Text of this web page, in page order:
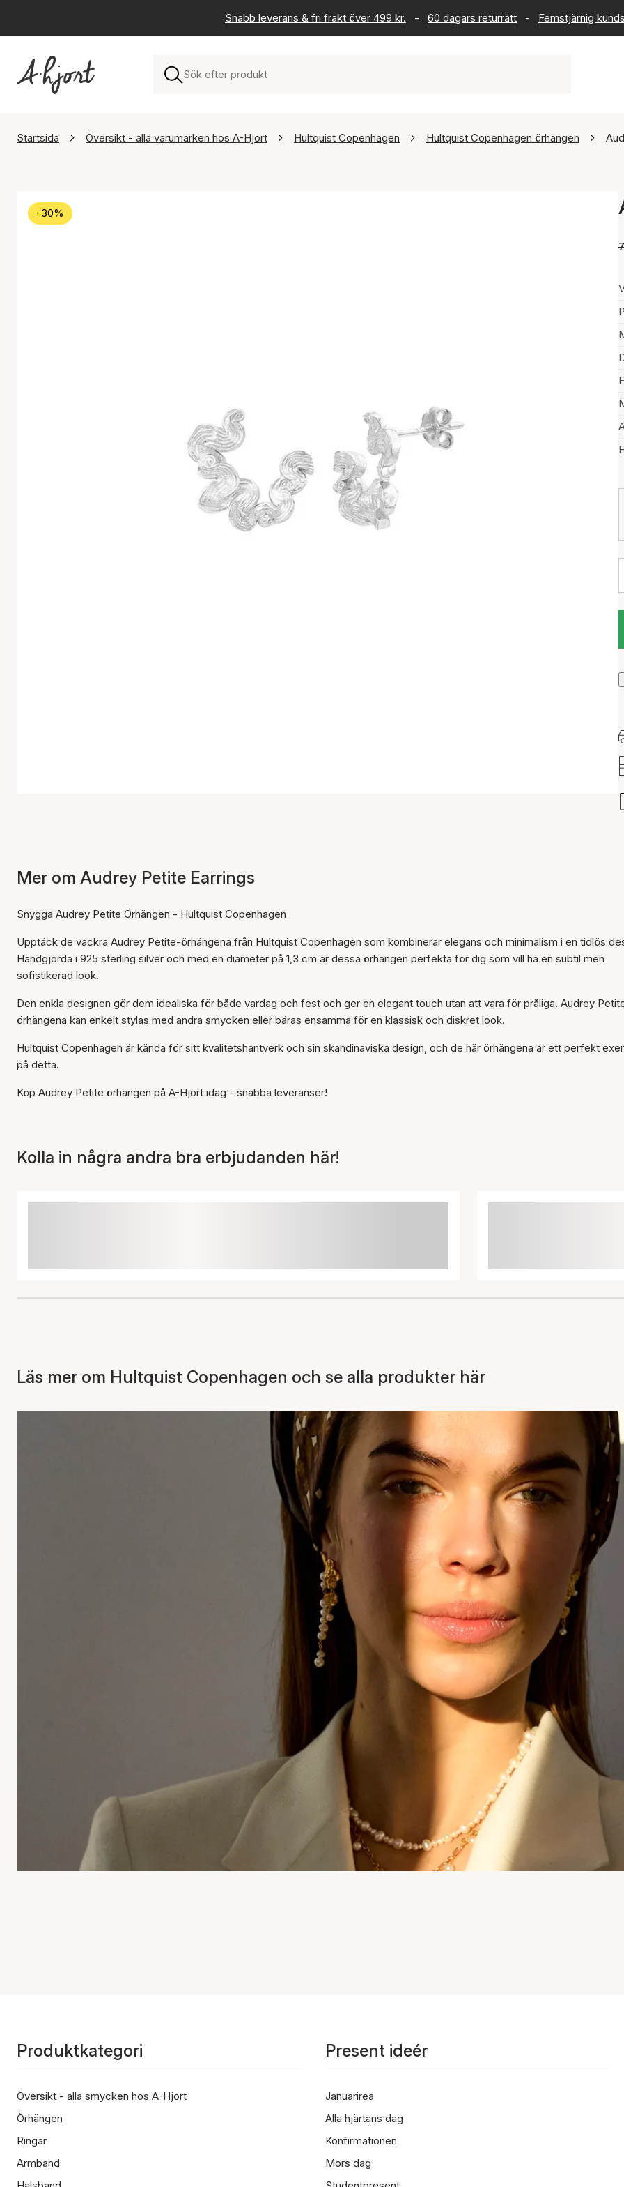
Snabb leverans & fri frakt över 499 kr. - 60 dagars returrätt - Femstjärnig
Startsida Översikt - alla varumärken hos A-Hjort Hultquist Copenhagen Hultquist Copenhagen örhängen
-30%
korgen
Mer om Audrey Petite Earrings
Snygga Audrey Petite Örhängen - Hultquist Copenhagen
Upptäck de vackra Audrey Petite-örhängena från Hultquist Copenhagen som kombinerar elegans och minimalism i en tidlös
Handgjorda i 925 sterling silver och med en diameter på 1,3 cm är dessa örhängen perfekta för dig som vill ha en subtil men
sofistikerad look.
Den enkla designen gör dem idealiska för både vardag och fest och ger en elegant touch utan att vara för pråliga. Audrey
örhängena kan enkelt stylas med andra smycken eller bäras ensamma för en klassisk och diskret look.
Hultquist Copenhagen är kända för sitt kvalitetshantverk och sin skandinaviska design, och de här örhängena är ett perfekt
på detta.
Köp Audrey Petite örhängen på A-Hjort idag - snabba leveranser!
Kolla in några andra bra erbjudanden här!
Läs mer om Hultquist Copenhagen och se alla produkter här
Produktkategori
Översikt - alla smycken hos A-Hjort
Örhängen
Ringar
Armband
Present ideér
Januarirea
Alla hjärtans dag
Konfirmationen
Mors dag